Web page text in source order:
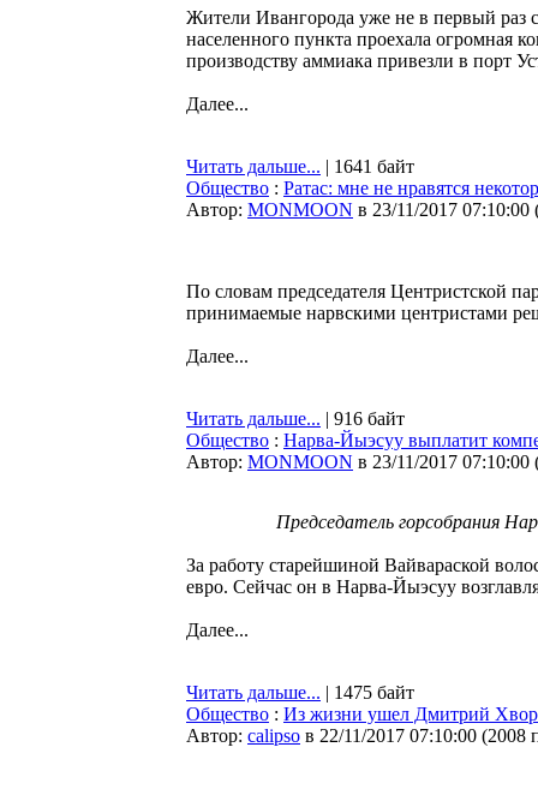
Жители Ивангорода уже не в первый раз
населенного пункта проехала огромная
производству аммиака привезли в порт
Далее...
Читать дальше... | 1641 байт
Общество : Ратас: мне не нравятся
Автор: MONMOON в 23/11/2017 07:10:00
По словам председателя Центристской
принимаемые нарвскими центристами
Далее...
Читать дальше... | 916 байт
Общество : Нарва-Йыэсуу выплатит
Автор: MONMOON в 23/11/2017 07:10:00
Председатель горсобрания
За работу старейшиной Вайвараской
евро. Сейчас он в Нарва-Йыэсуу
Далее...
Читать дальше... | 1475 байт
Общество : Из жизни ушел Дмитрий
Автор: calipso в 22/11/2017 07:10:00 (2008